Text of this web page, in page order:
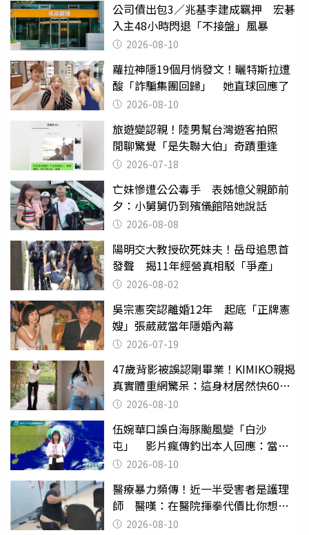
公司債出包3／兆基李建成羈押 宏碁
入主48小時閃退「不接盤」風暴
2026-08-10
蘿拉神隱19個月悄發文！曬特斯拉遭
酸「詐騙集團回歸」 她直球回應了
2026-08-10
旅遊變認親！陸男幫台灣遊客拍照
閒聊驚覺「是失聯大伯」奇蹟重逢
2026-07-18
亡妹慘遭公公毒手 表姊憶父親節前
夕：小舅舅仍到殯儀館陪她說話
2026-08-08
陽明交大教授砍死妹夫！岳母追思首
發聲 揭11年經營真相駁「爭產」
2026-08-02
吳宗憲突認離婚12年 起底「正牌憲
嫂」張葳葳當年隱婚內幕
2026-07-19
47歲背影被誤認剛畢業！KIMIKO親揭
真實體重網驚呆：這身材居然快60公
斤？2026-08-10
伍婉華口誤白海豚颱風變「白沙
屯」 影片瘋傳釣出本人回應：當下
懊惱到現在
2026-08-10
醫療暴力頻傳！近一半受害者是護理
師 醫嘆：在醫院揮拳代價比你想像
的還要大
2026-08-10